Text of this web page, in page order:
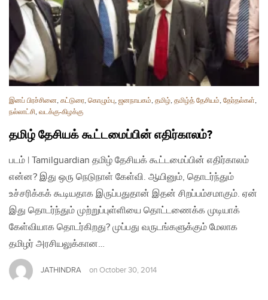
இனப் பிரச்சினை, கட்டுரை, கொழும்பு, ஜனநாயகம், தமிழ், தமிழ்த் தேசியம், தேர்தல்கள்,
நல்லாட்சி, வடக்கு-கிழக்கு
தமிழ் தேசியக் கூட்டமைப்பின் எதிர்காலம்?
படம் | Tamilguardian தமிழ் தேசியக் கூட்டமைப்பின் எதிர்காலம்
என்ன? இது ஒரு நெடுநாள் கேள்வி. ஆயினும், தொடர்ந்தும்
உச்சரிக்கக் கூடியதாக இருப்பதுதான் இதன் சிறப்பம்சமாகும். ஏன்
இது தொடர்ந்தும் முற்றுப்புள்ளியை தொட்டணைக்க முடியாக்
கேள்வியாக தொடர்கிறது? முப்பது வருடங்களுக்கும் மேலாக
தமிழர் அரசியலுக்கான…
JATHINDRA on October 30, 2014